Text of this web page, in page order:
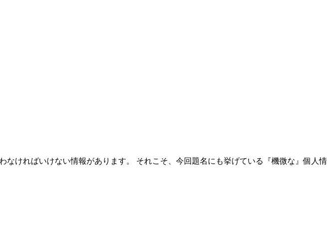
ければいけない情報があります。 それこそ、今回題名にも挙げている『機微な』個人情